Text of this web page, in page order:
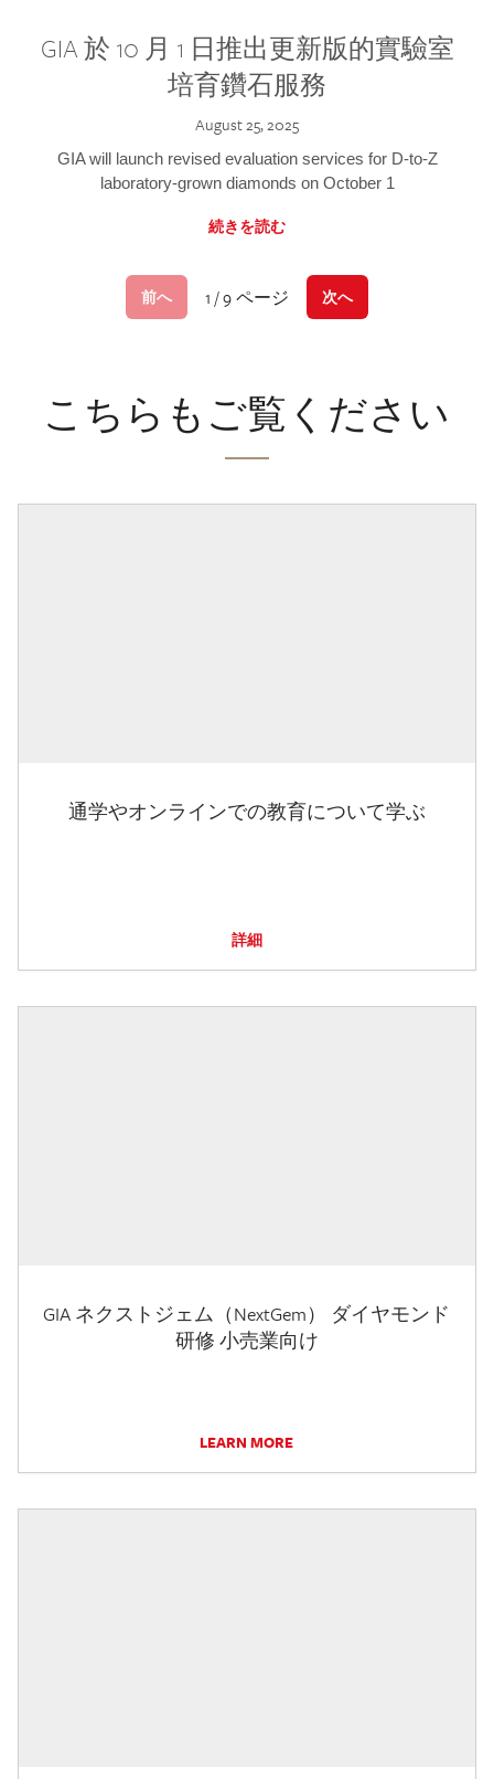
GIA 於 10 月 1 日推出更新版的實驗室
培育鑽石服務
August 25, 2025
GIA will launch revised evaluation services for D-to-Z
laboratory-grown diamonds on October 1
続きを読む
前へ 1 / 9 ページ 次へ
こちらもご覧ください
通学やオンラインでの教育について学ぶ
詳細
GIA ネクストジェム（NextGem） ダイヤモンド
研修 小売業向け
LEARN MORE